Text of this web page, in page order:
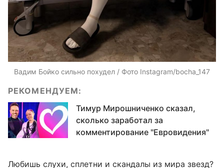
Вадим Бойко сильно похудел / Фото Instagram/bocha_147
РЕКОМЕНДУЕМ:
Тимур Мирошниченко сказал,
сколько заработал за
комментирование "Евровидения"
Любишь слухи, сплетни и скандалы из мира звезд?